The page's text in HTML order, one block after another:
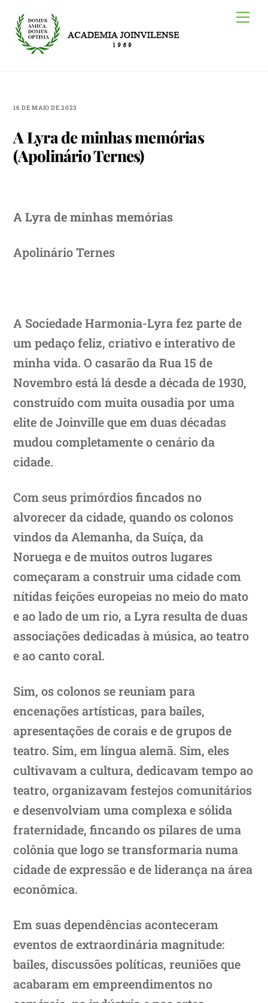
content
16 DE MAIO DE 2023
A Lyra de minhas memórias
(Apolinário Ternes)
A Lyra de minhas memórias
Apolinário Ternes
A Sociedade Harmonia-Lyra fez parte de
um pedaço feliz, criativo e interativo de
minha vida. O casarão da Rua 15 de
Novembro está lá desde a década de 1930,
construído com muita ousadia por uma
elite de Joinville que em duas décadas
mudou completamente o cenário da
cidade.
Com seus primórdios fincados no
alvorecer da cidade, quando os colonos
vindos da Alemanha, da Suíça, da
Noruega e de muitos outros lugares
começaram a construir uma cidade com
nítidas feições europeias no meio do mato
e ao lado de um rio, a Lyra resulta de duas
associações dedicadas à música, ao teatro
e ao canto coral.
Sim, os colonos se reuniam para
encenações artísticas, para bailes,
apresentações de corais e de grupos de
teatro. Sim, em língua alemã. Sim, eles
cultivavam a cultura, dedicavam tempo ao
teatro, organizavam festejos comunitários
e desenvolviam uma complexa e sólida
fraternidade, fincando os pilares de uma
colônia que logo se transformaria numa
cidade de expressão e de liderança na área
econômica.
Em suas dependências aconteceram
eventos de extraordinária magnitude:
bailes, discussões políticas, reuniões que
acabaram em empreendimentos no